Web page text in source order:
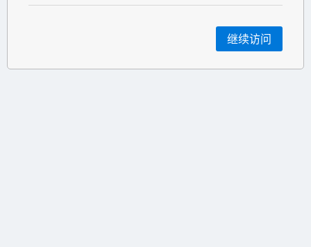
继续访问